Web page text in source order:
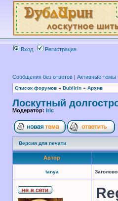
Вход Регистрация
Сообщения без ответов | Активные темы
Список форумов » Dublirin » Архив
Лоскутный
Модератор: Iric
Версия для печати
Автор
tanya